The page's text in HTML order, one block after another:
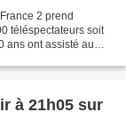
2 prend
téléspectateurs soit
ans ont assisté au
à 21h05 sur